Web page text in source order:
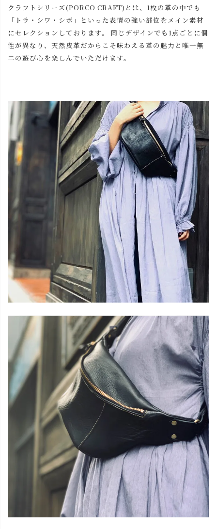
クラフトシリーズ(PORCO CRAFT)とは、1枚の革の中でも
「トラ・シワ・シボ」といった表情の強い部位をメイン素材
にセレクションしております。 同じデザインでも1点ごとに個
性が異なり、天然皮革だからこそ味わえる革の魅力と唯一無
二の遊び心を楽しんでいただけます。